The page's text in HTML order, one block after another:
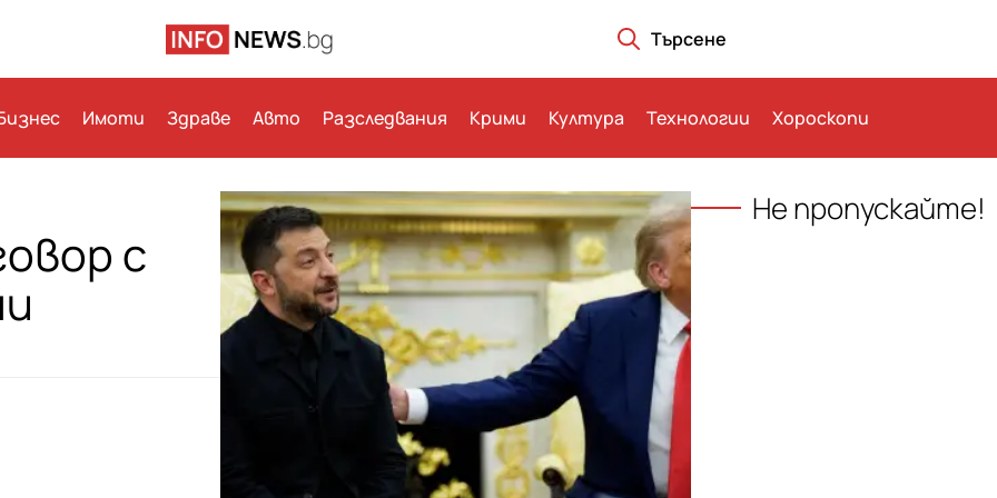
Търсене
Имоти Здраве Авто Разследвания Крими Култура Технологии Хороскопи
с
Не пропускайте!